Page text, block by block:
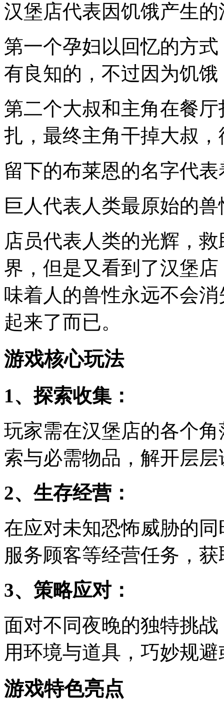
汉堡店代表因饥饿产生
第一个孕妇以回忆的方
有良知的，不过因为饥
第二个大叔和主角在餐
扎，最终主角干掉大叔
留下的布莱恩的名字代
巨人代表人类最原始的
店员代表人类的光辉，
界，但是又看到了汉堡
味着人的兽性永远不会
起来了而已。
游戏核心玩法
1、探索收集：
玩家需在汉堡店的各个
索与必需物品，解开层
2、生存经营：
在应对未知恐怖威胁的
服务顾客等经营任务，
3、策略应对：
面对不同夜晚的独特挑
用环境与道具，巧妙规
游戏特色亮点